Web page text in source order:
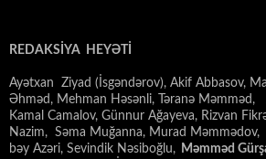
REDAKSİYA HEYƏTİ
Ayətxan Ziyad (İsgəndərov), Akif Abbasov,
Əhməd, Mehman Həsənli, Təranə Məmməd,
Kamal Camalov, Günnur Ağayeva, Rizvan
Nazim, Səma Muğanna, Murad Məmmədov,
bəy Azəri, Sevindik Nəsiboğlu, Məmməd